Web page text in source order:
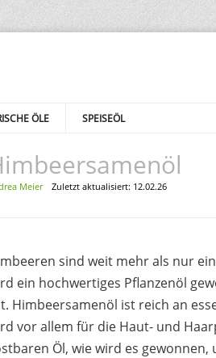
ÖLE SPEISEÖL
Meier Zuletzt aktualisiert: 12.02.26
sind weit mehr als nur
ein hochwertiges Pflanzenöl
Himbeersamenöl ist reich an
vor allem für die Haut- und
Öl, wie wird es